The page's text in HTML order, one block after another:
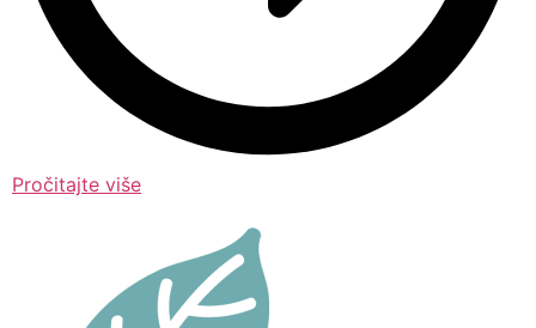
Pročitajte više